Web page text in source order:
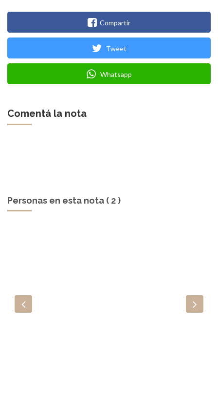
Compartir
Tweet
Whatsapp
Comentá la nota
Personas en esta nota ( 2 )